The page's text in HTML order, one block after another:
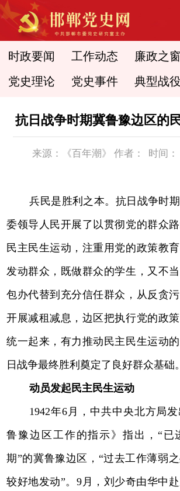
时政要闻 工作动态 廉政之窗
党史理论 党史事件 典型战役
抗日战争时期冀鲁豫边区的
来源：《百年潮》 作者： 时间：
兵民是胜利之本。抗日战争时
委领导人民开展了以贯彻党的群众
民主民生运动，注重用党的政策教
发动群众，既做群众的学生，又不
包办代替到充分信任群众，从反贪
开展减租减息，边区把执行党的政
统一起来，有力推动民主民生运动
日战争最终胜利奠定了良好群众基础。
动员发起民主民生运动
1942年6月，中共中央北方局
鲁豫边区工作的指示》指出，“已
期”的冀鲁豫边区，“过去工作薄弱
较好地发动”。9月，刘少奇由华中